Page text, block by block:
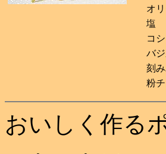
オ
塩
コ
バ
刻
粉
おいしく作る